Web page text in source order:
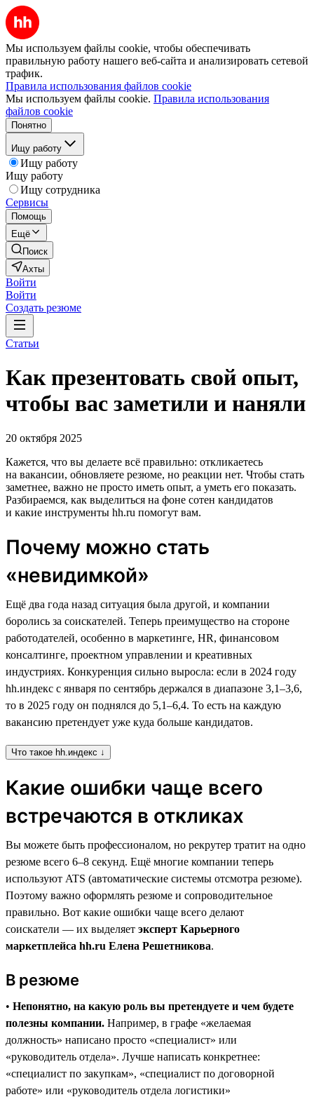
Мы используем файлы cookie, чтобы обеспечивать
правильную работу нашего веб-сайта и анализировать сетевой
трафик.
Правила использования файлов cookie
Мы используем файлы cookie. Правила использования
файлов cookie
Понятно
Ищу работу
Ищу работу
Ищу работу
Ищу сотрудника
Сервисы
Помощь
Ещё
Поиск
Ахты
Войти
Войти
Создать резюме
Статьи
Как презентовать свой опыт,
чтобы вас заметили и наняли
20 октября 2025
Кажется, что вы делаете всё правильно: откликаетесь
на вакансии, обновляете резюме, но реакции нет. Чтобы стать
заметнее, важно не просто иметь опыт, а уметь его показать.
Разбираемся, как выделиться на фоне сотен кандидатов
и какие инструменты hh.ru помогут вам.
Почему можно стать
«невидимкой»
Ещё два года назад ситуация была другой, и компании
боролись за соискателей. Теперь преимущество на стороне
работодателей, особенно в маркетинге, HR, финансовом
консалтинге, проектном управлении и креативных
индустриях. Конкуренция сильно выросла: если в 2024 году
hh.индекс с января по сентябрь держался в диапазоне 3,1–3,6,
то в 2025 году он поднялся до 5,1–6,4. То есть на каждую
вакансию претендует уже куда больше кандидатов.
Что такое hh.индекс ↓
Какие ошибки чаще всего
встречаются в откликах
Вы можете быть профессионалом, но рекрутер тратит на одно
резюме всего 6–8 секунд. Ещё многие компании теперь
используют ATS (автоматические системы отсмотра резюме).
Поэтому важно оформлять резюме и сопроводительное
правильно. Вот какие ошибки чаще всего делают
соискатели — их выделяет эксперт Карьерного
маркетплейса hh.ru Елена Решетникова.
В резюме
• Непонятно, на какую роль вы претендуете и чем будете
полезны компании. Например, в графе «желаемая
должность» написано просто «специалист» или
«руководитель отдела». Лучше написать конкретнее:
«специалист по закупкам», «специалист по договорной
работе» или «руководитель отдела логистики»